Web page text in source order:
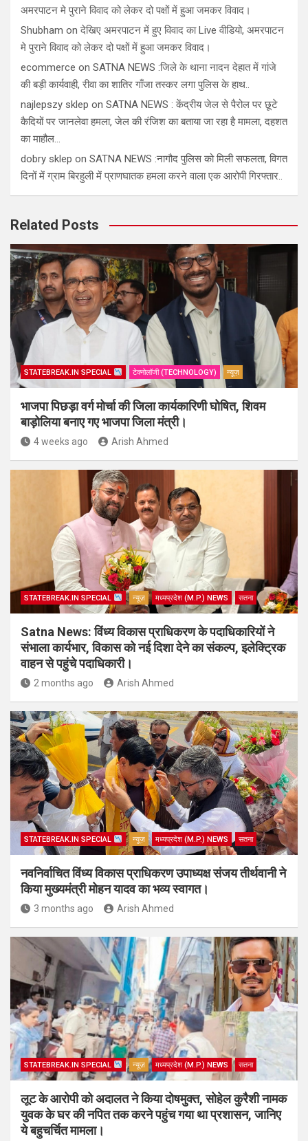
अमरपाटन मे पुराने विवाद को लेकर दो पक्षों में हुआ जमकर विवाद।
Shubham onदेखिए अमरपाटन में हुए विवाद का Live वीडियो, अमरपाटन
मे पुराने विवाद को लेकर दो पक्षों में हुआ जमकर विवाद।
ecommerce on SATNA NEWS :जिले के थाना नादन देहात में गांजे
की बड़ी कार्यवाही, रीवा का शातिर गाँजा तस्कर लगा पुलिस के हाथ..
najlepszy sklep on SATNA NEWS : केंद्रीय जेल से पैरोल पर छूटे
कैदियों पर जानलेवा हमला, जेल की रंजिश का बताया जा रहा है मामला, दहशत
का माहौल…
dobry sklep on SATNA NEWS :नागौद पुलिस को मिली सफलता, विगत
दिनों में ग्राम बिरहुली में प्राणघातक हमला करने वाला एक आरोपी गिरफ्तार..
Related Posts
STATEBREAK.IN SPECIAL टेक्नोलॉजी (TECHNOLOGY) न्यूज़
भाजपा पिछड़ा वर्ग मोर्चा की जिला कार्यकारिणी घोषित, शिवम
बाड़ोलिया बनाए गए भाजपा जिला मंत्री।
4 weeks ago Arish Ahmed
STATEBREAK.IN SPECIAL न्यूज़ मध्यप्रदेश (M.P.) NEWS सतना
Satna News: विंध्य विकास प्राधिकरण के पदाधिकारियों ने
संभाला कार्यभार, विकास को नई दिशा देने का संकल्प, इलेक्ट्रिक
वाहन से पहुंचे पदाधिकारी।
2 months ago Arish Ahmed
STATEBREAK.IN SPECIAL न्यूज़ मध्यप्रदेश (M.P.) NEWS सतना
नवनिर्वाचित विंध्य विकास प्राधिकरण उपाध्यक्ष संजय तीर्थवानी ने
किया मुख्यमंत्री मोहन यादव का भव्य स्वागत।
3 months ago Arish Ahmed
STATEBREAK.IN SPECIAL न्यूज़ मध्यप्रदेश (M.P.) NEWS सतना
लूट के आरोपी को अदालत ने किया दोषमुक्त, सोहेल कुरैशी नामक
युवक के घर की नपित तक करने पहुंच गया था प्रशासन, जानिए
ये बहुचर्चित मामला।